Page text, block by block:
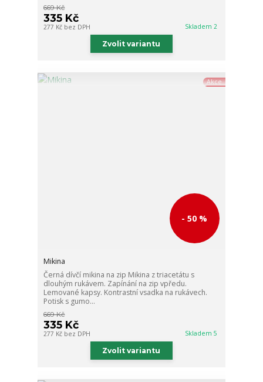
669 Kč
335 Kč
277 Kč bez DPH Skladem 2
Zvolit variantu
Akce
- 50 %
Mikina
Černá dívčí mikina na zip Mikina z triacetátu s
dlouhým rukávem. Zapínání na zip vpředu.
Lemované kapsy. Kontrastní vsadka na rukávech.
Potisk s gumo...
669 Kč
335 Kč
277 Kč bez DPH Skladem 5
Zvolit variantu